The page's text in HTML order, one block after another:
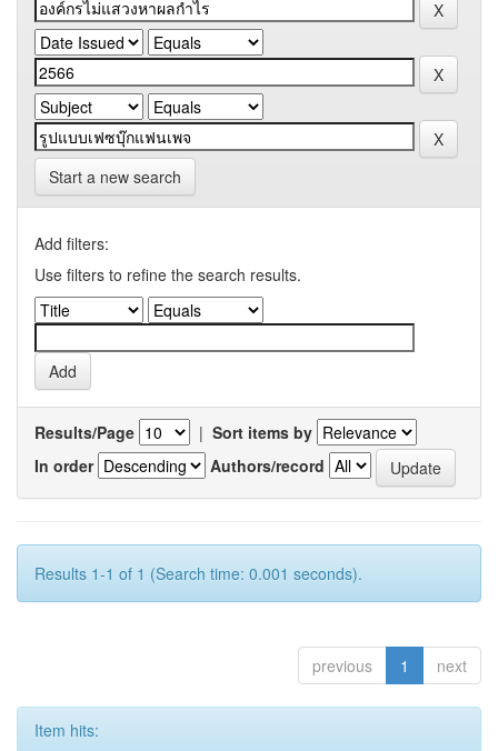
Start a new search
Add filters:
Use filters to refine the search results.
Results/Page | Sort items by
In order
Authors/record
Results 1-1 of 1 (Search time: 0.001 seconds).
previous 1 next
Item hits: